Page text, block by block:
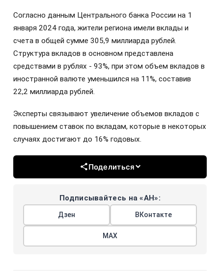
Согласно данным Центрального банка России на 1
января 2024 года, жители региона имели вклады и
счета в общей сумме 305,9 миллиарда рублей.
Структура вкладов в основном представлена
средствами в рублях - 93%, при этом объем вкладов в
иностранной валюте уменьшился на 11%, составив
22,2 миллиарда рублей.
Эксперты связывают увеличение объемов вкладов с
повышением ставок по вкладам, которые в некоторых
случаях достигают до 16% годовых.
Поделиться
Подписывайтесь на «АН»:
Дзен ВКонтакте
МАХ